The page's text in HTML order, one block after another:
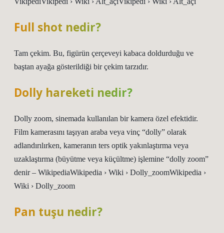
Full shot nedir?
Tam çekim. Bu, figürün çerçeveyi kabaca doldurduğu ve
baştan ayağa gösterildiği bir çekim tarzıdır.
Dolly hareketi nedir?
Dolly zoom, sinemada kullanılan bir kamera özel efektidir.
Film kamerasını taşıyan araba veya vinç “dolly” olarak
adlandırılırken, kameranın ters optik yakınlaştırma veya
uzaklaştırma (büyütme veya küçültme) işlemine “dolly zoom”
denir – WikipediaWikipedia › Wiki › Dolly_zoomWikipedia ›
Wiki › Dolly_zoom
Pan tuşu nedir?